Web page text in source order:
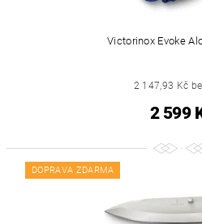
Victorinox Evoke
2 147,93 Kč
2 599
DOPRAVA ZDARMA